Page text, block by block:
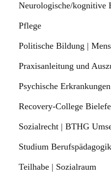
Neurologische/kognitive
Pflege
Politische Bildung |
Praxisanleitung und
Psychische
Recovery-College
Sozialrecht | BTHG
Studium Berufspädagogik
Teilhabe | Sozialraum